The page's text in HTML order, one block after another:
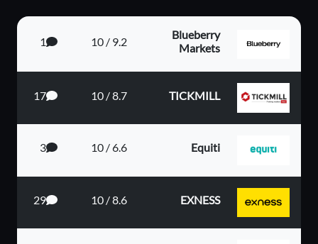
Blueberry
Markets
9.2 / 10
1
TICKMILL
8.7 / 10
17
Equiti
6.6 / 10
3
EXNESS
8.6 / 10
29